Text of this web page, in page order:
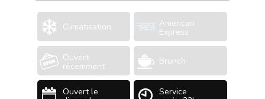
Climatisation American
Express
Ouvert
récemment Brunch
Ouvert le Service